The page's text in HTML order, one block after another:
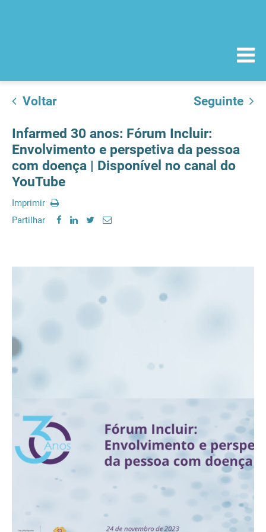
Voltar Seguinte
Infarmed 30 anos: Fórum Incluir:
Envolvimento e perspetiva da pessoa
com doença | Disponível no canal do
YouTube
Imprimir
Partilhar